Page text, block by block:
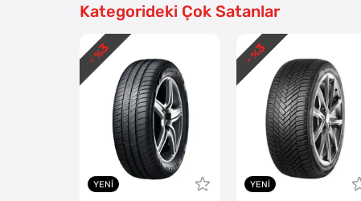
Kategorideki Çok Satanlar
YENI
- %
3
YENI
- %
3